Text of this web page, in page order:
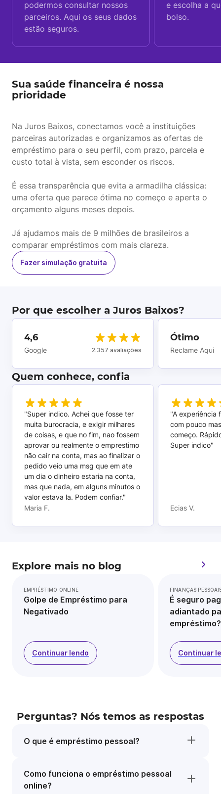
podermos consultar nossos
parceiros. Aqui os seus dados
estão seguros.
e escolha a
bolso.
Sua saúde financeira é nossa
prioridade
Na Juros Baixos, conectamos você a instituições
parceiras autorizadas e organizamos as ofertas de
empréstimo para o seu perfil, com prazo, parcela e
custo total à vista, sem esconder os riscos.
É essa transparência que evita a armadilha clássica:
uma oferta que parece ótima no começo e aperta o
orçamento alguns meses depois.
Já ajudamos mais de 9 milhões de brasileiros a
comparar empréstimos com mais clareza.
Fazer simulação gratuita
Por que escolher a Juros Baixos?
4,6
Google 2.357 avaliações
Ótimo
Reclame Aqui
Quem conhece, confia
"Super indico. Achei que fosse ter
muita burocracia, e exigir milhares
de coisas, e que no fim, nao fossem
aprovar ou realmente o emprestimo
não cair na conta, mas ao finalizar o
pedido veio uma msg que em ate
um dia o dinheiro estaria na conta,
mas que nada, em alguns minutos o
valor estava la. Podem confiar."
Maria F.
"A experiência
com pouco
começo.
Super indico"
Ecias V.
Explore mais no blog
EMPRÉSTIMO ONLINE
Golpe de Empréstimo para
Negativado
Continuar lendo
FINANÇAS
É seguro
adiantado
empréstimo?
Continuar
Perguntas? Nós temos as respostas
O que é empréstimo pessoal?
Como funciona o empréstimo pessoal
online?